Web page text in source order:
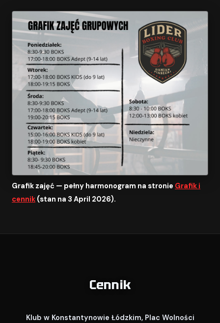
Grafik zajęć — pełny harmonogram na stronie Grafik i
cennik (stan na 3 April 2026).
Cennik
Klub w Konstantynowie Łódzkim, Plac Wolności